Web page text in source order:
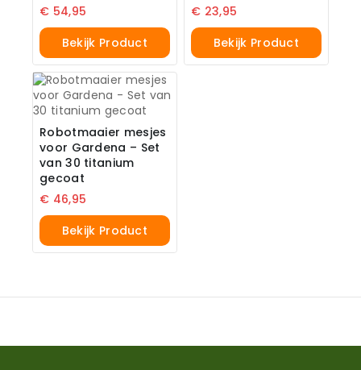
€ 54,95
Bekijk Product
€ 23,95
Bekijk Product
Robotmaaier mesjes
voor Gardena – Set
van 30 titanium
gecoat
€ 46,95
Bekijk Product